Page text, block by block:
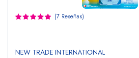
(7 Reseñas)
NEW TRADE INTERNATIONAL